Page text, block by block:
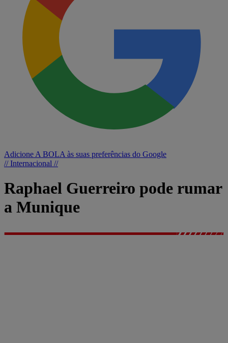
Adicione A BOLA às suas preferências do Google
// Internacional //
Raphael Guerreiro pode rumar
a Munique